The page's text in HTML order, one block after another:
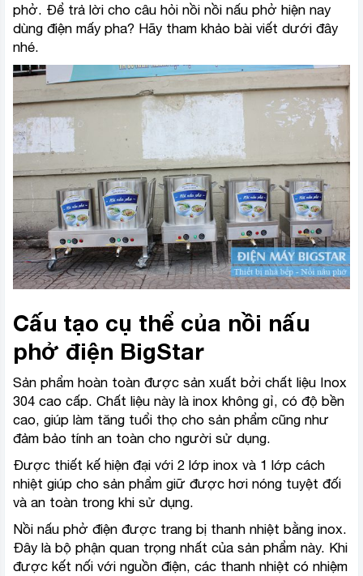
phở. Để trả lời cho câu hỏi nồi nồi nấu phở hiện nay
dùng điện mấy pha? Hãy tham khảo bài viết dưới đây
nhé.
Cấu tạo cụ thể của nồi nấu
phở điện BigStar
Sản phẩm hoàn toàn được sản xuất bởi chất liệu Inox
304 cao cấp. Chất liệu này là inox không gỉ, có độ bền
cao, giúp làm tăng tuổi thọ cho sản phẩm cũng như
đảm bảo tính an toàn cho người sử dụng.
Được thiết kế hiện đại với 2 lớp inox và 1 lớp cách
nhiệt giúp cho sản phẩm giữ được hơi nóng tuyệt đối
và an toàn trong khi sử dụng.
Nồi nấu phở điện được trang bị thanh nhiệt bằng inox.
Đây là bộ phận quan trọng nhất của sản phẩm này. Khi
được kết nối với nguồn điện, các thanh nhiệt có nhiệm